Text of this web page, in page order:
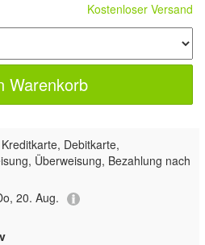
Kostenloser Versand
Warenkorb
Debitkarte,
Überweisung, Bezahlung nach
20. Aug.